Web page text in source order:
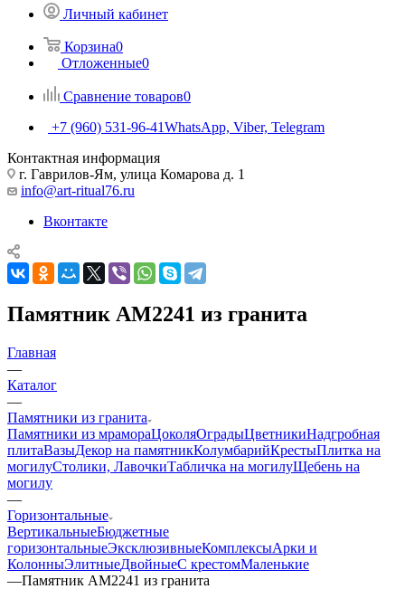
Личный кабинет
Корзина0
Отложенные0
Сравнение товаров0
+7 (960) 531-96-41WhatsApp, Viber, Telegram
Контактная информация
г. Гаврилов-Ям, улица Комарова д. 1
info@art-ritual76.ru
Вконтакте
Памятник AM2241 из гранита
Главная
—
Каталог
—
Памятники из гранита
Памятники из мрамораЦоколяОградыЦветникиНадгробная
плитаВазыДекор на памятникКолумбарийКрестыПлитка на
могилуСтолики, ЛавочкиТабличка на могилуЩебень на
могилу
—
Горизонтальные
ВертикальныеБюджетные
горизонтальныеЭксклюзивныеКомплексыАрки и
КолонныЭлитныеДвойныеС крестомМаленькие
—Памятник AM2241 из гранита